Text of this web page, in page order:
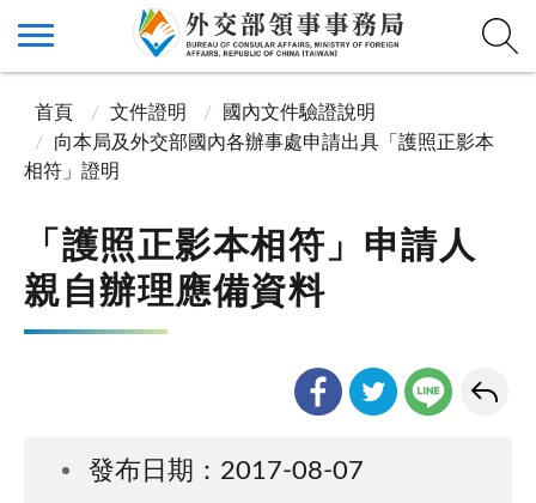
首頁 文件證明
國內文件驗證說明
向本局及外交部國內各辦事處申請出具「護照正影本
相符」證明
「護照正影本相符」申請人
親自辦理應備資料
發布日期：2017-08-07